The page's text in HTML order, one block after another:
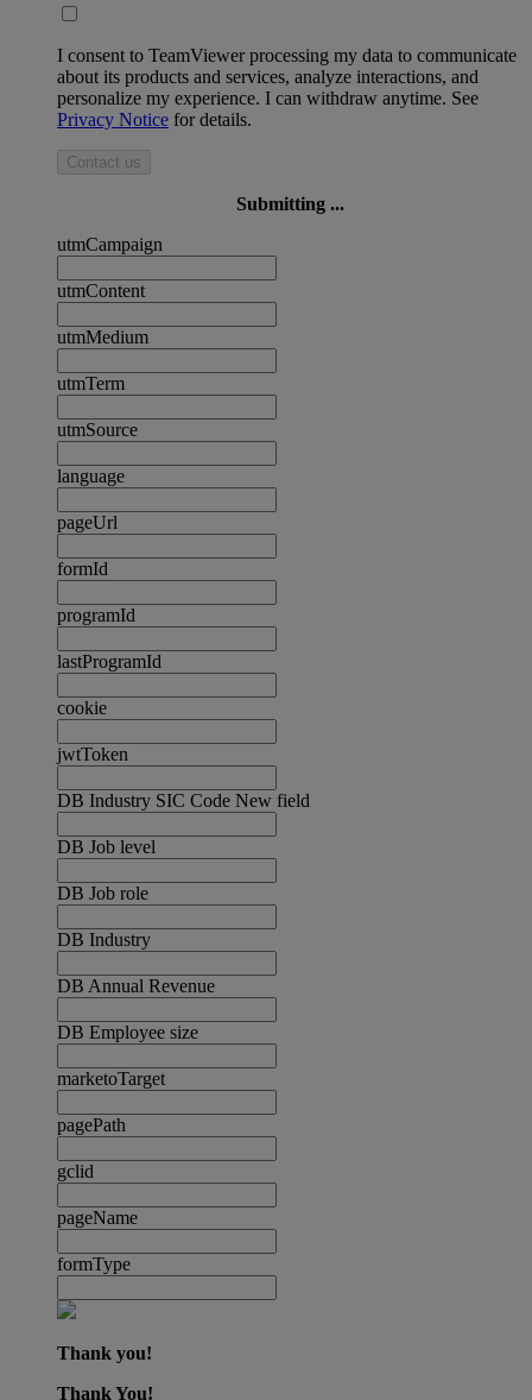
I consent to TeamViewer processing my data to communicate
about its products and services, analyze interactions, and
personalize my experience. I can withdraw anytime. See
Privacy Notice for details.
Contact us
Submitting ...
utmCampaign
utmContent
utmMedium
utmTerm
utmSource
language
pageUrl
formId
programId
lastProgramId
cookie
jwtToken
DB Industry SIC Code New field
DB Job level
DB Job role
DB Industry
DB Annual Revenue
DB Employee size
marketoTarget
pagePath
gclid
pageName
formType
Thank you!
Thank You!